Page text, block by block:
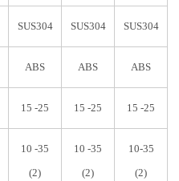
SUS304 SUS304 SUS304
ABS ABS ABS
15 -25 15 -25 15 -25
10 -35
(2)
10 -35
(2)
10-35
(2)